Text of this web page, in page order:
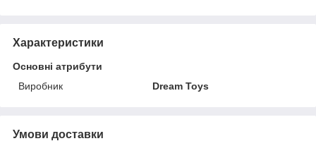
Характеристики
Основні атрибути
Виробник
Dream Toys
Умови доставки